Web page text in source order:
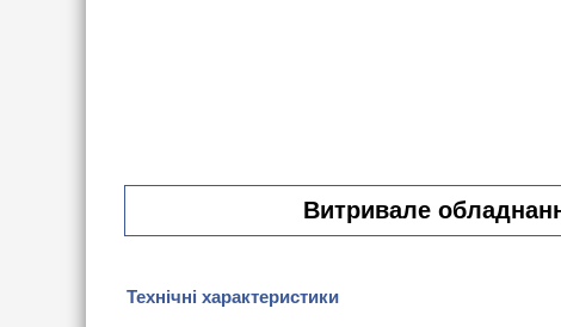
Витривале
Технічні характеристики